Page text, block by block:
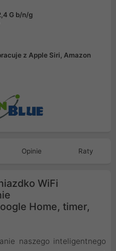
G b/n/g
z Apple Siri, Amazon
Opinie Raty
WiFi
Home, timer,
naszego inteligentnego